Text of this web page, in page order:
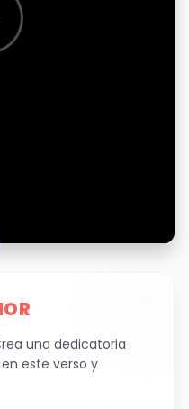
una dedicatoria
este verso y